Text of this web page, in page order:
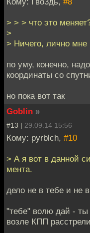
> > > что это
>
> Ничего, лично мне
по уму, конечно,
координаты со
но пока вот так
Goblin »
#13 | 29.09.14 15:56
Кому: pyrblch, #10
> А я вот в данной
мента.
дело не в тебе и не
"тебе" волю дай - ты
возле КПП